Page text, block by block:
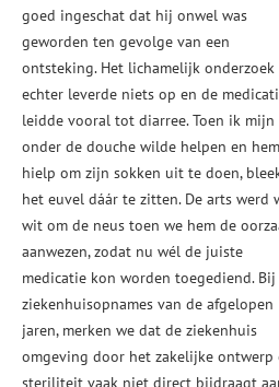
goed ingeschat dat hij onwel was
geworden ten gevolge van een
ontsteking. Het lichamelijk onderzoek
echter leverde niets op en de
leidde vooral tot diarree. Toen ik mijn
onder de douche wilde helpen en hem
hielp om zijn sokken uit te doen,
het euvel dáár te zitten. De arts werd
wit om de neus toen we hem de
aanwezen, zodat nu wél de juiste
medicatie kon worden toegediend.
ziekenhuisopnames van de afgelopen
jaren, merken we dat de ziekenhuis
omgeving door het zakelijke ontwerp
steriliteit vaak niet direct bijdraagt